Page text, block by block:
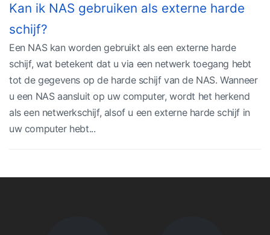
Kan ik NAS gebruiken als externe harde
schijf?
Een NAS kan worden gebruikt als een externe harde
schijf, wat betekent dat u via een netwerk toegang hebt
tot de gegevens op de harde schijf van de NAS. Wanneer
u een NAS aansluit op uw computer, wordt het herkend
als een netwerkschijf, alsof u een externe harde schijf in
uw computer hebt...